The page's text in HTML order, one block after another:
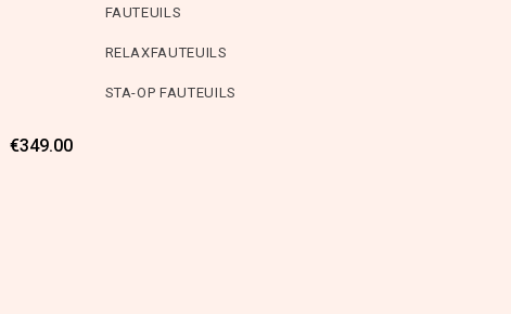
Oorspronkelijke
prijs
€349.00Huidige
prijs
FAUTEUILS
RELAXFAUTEUILS
STA-OP FAUTEUILS